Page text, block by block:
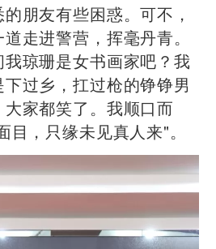
朋友有些困惑。可不，
走进警营，挥毫丹青。
琼珊是女书画家吧？我
过乡，扛过枪的铮铮男
家都笑了。我顺口而
目，只缘未见真人来"。